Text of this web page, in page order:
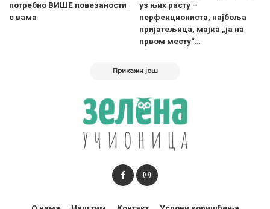
потребно ВИШЕ повезаности
с вама
уз њих расту –
перфекциониста, најбоља
пријатељица, мајка „ја на
првом месту“…
Прикажи још